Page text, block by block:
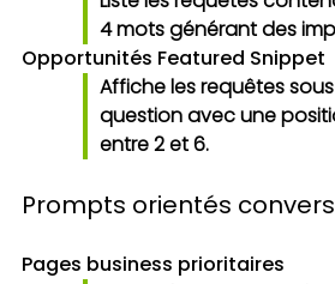
4 mots générant des
Opportunités Featured Snippet
Affiche les requêtes
question avec une
entre 2 et 6.
Prompts orientés
Pages business prioritaires